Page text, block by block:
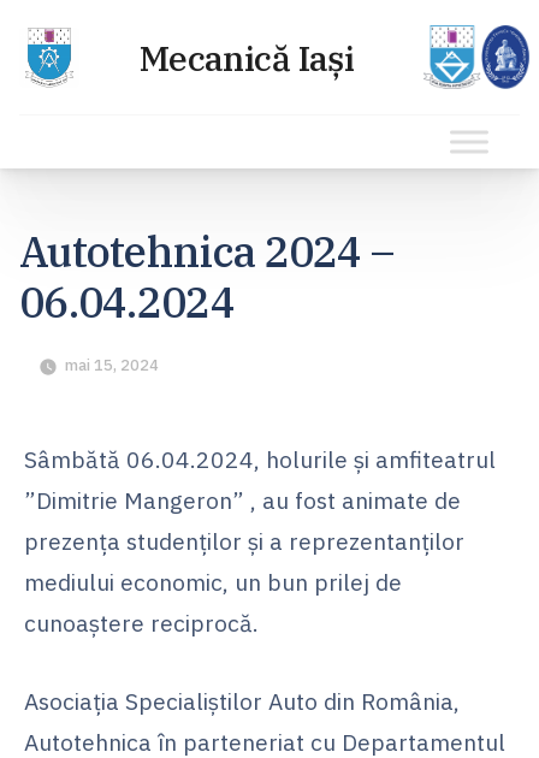
conținut
Autotehnica 2024 –
06.04.2024
mai 15, 2024
Sâmbătă 06.04.2024, holurile și amfiteatrul
”Dimitrie Mangeron” , au fost animate de
prezența studenților și a reprezentanților
mediului economic, un bun prilej de
cunoaștere reciprocă.
Asociația Specialiștilor Auto din România,
Autotehnica în parteneriat cu Departamentul